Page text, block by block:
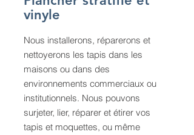
vinyle
Nous installerons, réparerons et
nettoyerons les tapis dans les
maisons ou dans des
environnements commerciaux ou
institutionnels. Nous pouvons
surjeter, lier, réparer et étirer vos
tapis et moquettes, ou même